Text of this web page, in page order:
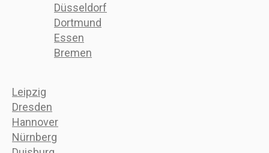
Düsseldorf
Dortmund
Essen
Bremen
Leipzig
Dresden
Hannover
Nürnberg